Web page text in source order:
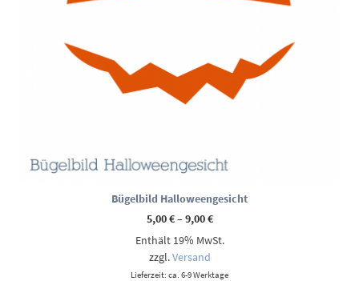
Bügelbild Halloweengesicht
5,00€–9,00€Preisspanne:
bis
Enthält 19% MwSt.
zzgl.Versand
Lieferzeit: ca. 6-9 Werktage